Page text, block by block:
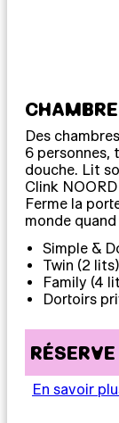
Des
6 personnes,
douche. Lit
Clink
Ferme la
monde
Simple &
Twin (2 lits)
Family (4
Dortoirs
En savoir